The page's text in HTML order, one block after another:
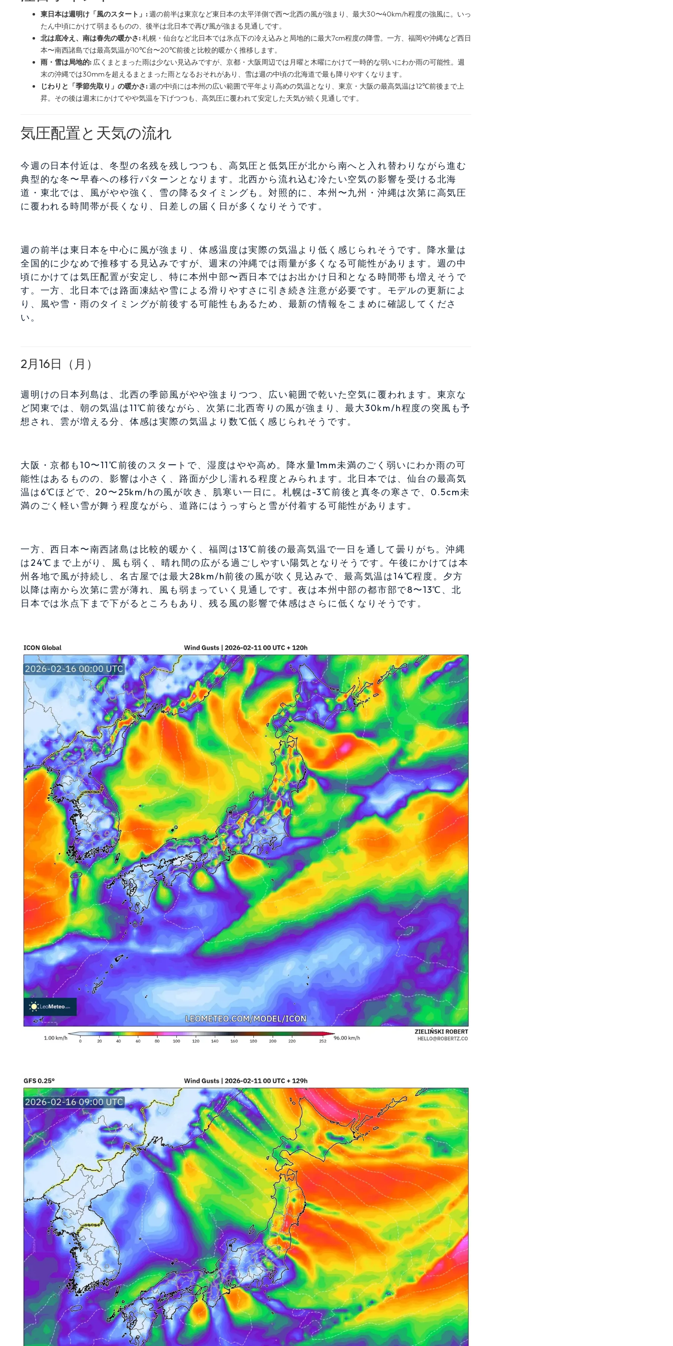
東日本は週明け「風のスタート」:週の前半は東京など東日本の太平洋側で西〜北西の風が強まり、最大30〜40km/h程度の強風に。いっ
たん中頃にかけて弱まるものの、後半は北日本で再び風が強まる見通しです。
北は底冷え、南は春先の暖かさ:札幌・仙台など北日本では氷点下の冷え込みと局地的に最大7cm程度の降雪。一方、福岡や沖縄など西日
本〜南西諸島では最高気温が10℃台〜20℃前後と比較的暖かく推移します。
雨・雪は局地的: 広くまとまった雨は少ない見込みですが、京都・大阪周辺では月曜と木曜にかけて一時的な弱いにわか雨の可能性。週
末の沖縄では30mmを超えるまとまった雨となるおそれがあり、雪は週の中頃の北海道で最も降りやすくなります。
じわりと「季節先取り」の暖かさ:週の中頃には本州の広い範囲で平年より高めの気温となり、東京・大阪の最高気温は12℃前後まで上
昇。その後は週末にかけてやや気温を下げつつも、高気圧に覆われて安定した天気が続く見通しです。
気圧配置と天気の流れ
今週の日本付近は、冬型の名残を残しつつも、高気圧と低気圧が北から南へと入れ替わりながら進む
典型的な冬〜早春への移行パターンとなります。北西から流れ込む冷たい空気の影響を受ける北海
道・東北では、風がやや強く、雪の降るタイミングも。対照的に、本州〜九州・沖縄は次第に高気圧
に覆われる時間帯が長くなり、日差しの届く日が多くなりそうです。
週の前半は東日本を中心に風が強まり、体感温度は実際の気温より低く感じられそうです。降水量は
全国的に少なめで推移する見込みですが、週末の沖縄では雨量が多くなる可能性があります。週の中
頃にかけては気圧配置が安定し、特に本州中部〜西日本ではお出かけ日和となる時間帯も増えそうで
す。一方、北日本では路面凍結や雪による滑りやすさに引き続き注意が必要です。モデルの更新によ
り、風や雪・雨のタイミングが前後する可能性もあるため、最新の情報をこまめに確認してくださ
い。
2月16日（月）
週明けの日本列島は、北西の季節風がやや強まりつつ、広い範囲で乾いた空気に覆われます。東京な
ど関東では、朝の気温は11℃前後ながら、次第に北西寄りの風が強まり、最大30km/h程度の突風も予
想され、雲が増える分、体感は実際の気温より数℃低く感じられそうです。
大阪・京都も10〜11℃前後のスタートで、湿度はやや高め。降水量1mm未満のごく弱いにわか雨の可
能性はあるものの、影響は小さく、路面が少し濡れる程度とみられます。北日本では、仙台の最高気
温は6℃ほどで、20〜25km/hの風が吹き、肌寒い一日に。札幌は-3℃前後と真冬の寒さで、0.5cm未
満のごく軽い雪が舞う程度ながら、道路にはうっすらと雪が付着する可能性があります。
一方、西日本〜南西諸島は比較的暖かく、福岡は13℃前後の最高気温で一日を通して曇りがち。沖縄
は24℃まで上がり、風も弱く、晴れ間の広がる過ごしやすい陽気となりそうです。午後にかけては本
州各地で風が持続し、名古屋では最大28km/h前後の風が吹く見込みで、最高気温は14℃程度。夕方
以降は南から次第に雲が薄れ、風も弱まっていく見通しです。夜は本州中部の都市部で8〜13℃、北
日本では氷点下まで下がるところもあり、残る風の影響で体感はさらに低くなりそうです。